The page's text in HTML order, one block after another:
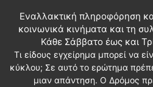
Εναλλακτική πληροφόρηση
κοινωνικά κινήματα και τη
Κάθε Σάββατο έως και
Τι είδους εγχείρημα μπορεί να
κύκλου; Σε αυτό το ερώτημα
μιαν απάντηση. Ο Δρόμος